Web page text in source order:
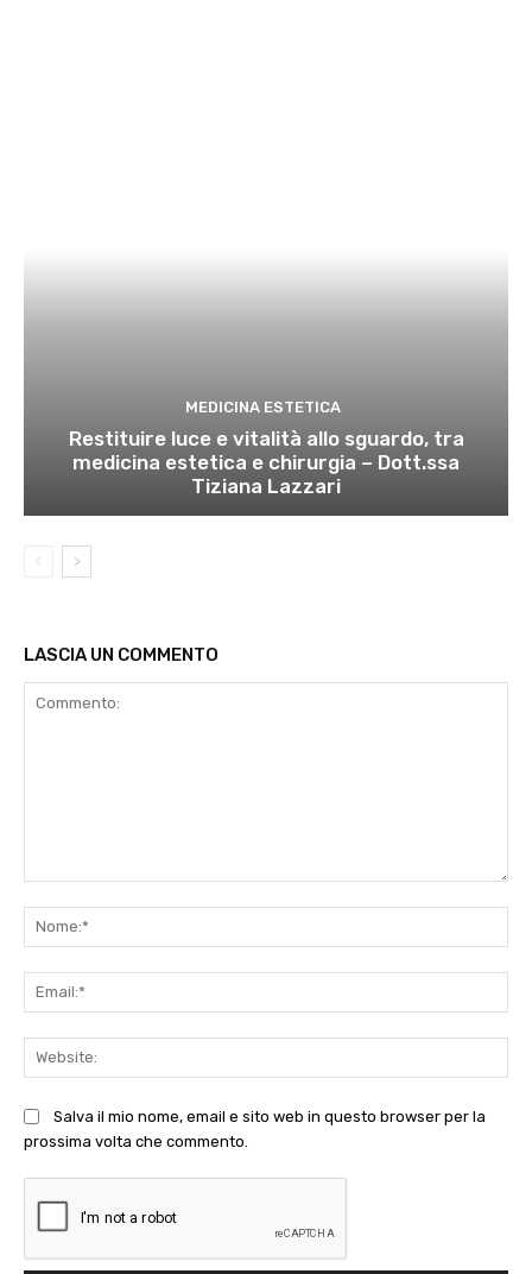
MEDICINA ESTETICA
Restituire luce e vitalità allo sguardo, tra
medicina estetica e chirurgia – Dott.ssa
Tiziana Lazzari
LASCIA UN COMMENTO
Salva il mio nome, email e sito web in questo browser per la
prossima volta che commento.